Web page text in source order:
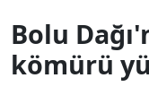
Bolu
kömürü